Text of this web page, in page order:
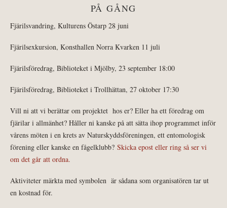
PÅ GÅNG
Fjärilsvandring, Kulturens Östarp 28 juni
Fjärilsexkursion, Konsthallen Norra Kvarken 11 juli
Fjärilsföredrag, Biblioteket i Mjölby, 23 september 18:00
Fjärilsföredrag, Biblioteket i Trollhättan, 27 oktober 17:30
Vill ni att vi berättar om projektet hos er? Eller ha ett föredrag om
fjärilar i allmänhet? Håller ni kanske på att sätta ihop programmet inför
vårens möten i en krets av Naturskyddsföreningen, ett entomologisk
förening eller kanske en fågelklubb? Skicka epost eller ring så ser vi
om det går att ordna.
Aktiviteter märkta med symbolen är sådana som organisatören tar ut
en kostnad för.